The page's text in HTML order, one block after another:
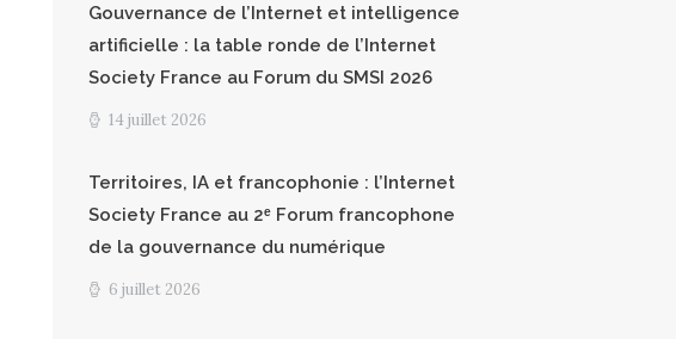
Gouvernance de l’Internet et intelligence
artificielle : la table ronde de l’Internet
Society France au Forum du SMSI 2026
14 juillet 2026
Territoires, IA et francophonie : l’Internet
Society France au 2ᵉ Forum francophone
de la gouvernance du numérique
6 juillet 2026